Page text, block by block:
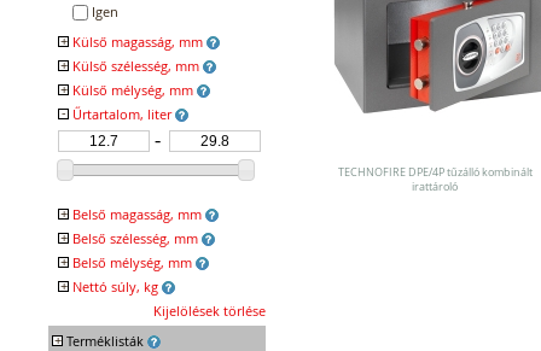
Kombinált adattárolók
Speciális széfek
Fegyverszekrények
Hotelszéfek
Egyéb tárolók
Kiegészítők széfhez
Széfzárak
Igen
+ Külső magasság, mm
+ Külső szélesség, mm
+ Külső mélység, mm
- Űrtartalom, liter
+ Belső magasság, mm
+ Belső szélesség, mm
+ Belső mélység, mm
+ Nettó súly, kg
Kijelölések törlése
+ Terméklisták
TECHNOFIRE DPE/4P tűzálló kombinált
irattároló